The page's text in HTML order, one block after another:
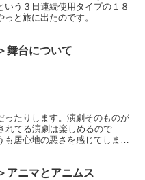
う３日連続使用タイプの１８
と旅に出たのです。
舞台について
ったりします。演劇そのものが
れてる演劇は楽しめるので
も居心地の悪さを感じてしまい
アニマとアニムス